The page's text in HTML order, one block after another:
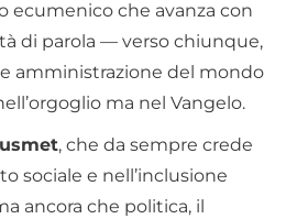
ecumenico che avanza con
di parola — verso chiunque,
amministrazione del mondo
ma nel Vangelo.
, che da sempre crede
sociale e nell’inclusione
ancora che politica, il